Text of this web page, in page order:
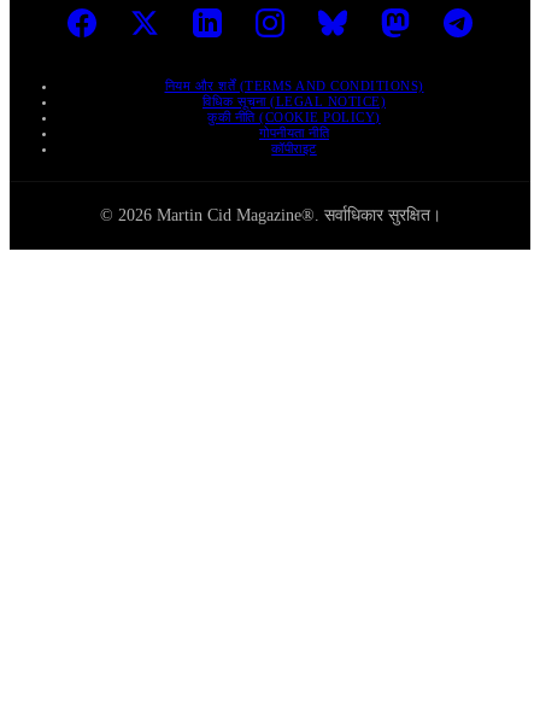
नियम और शर्तें (TERMS AND CONDITIONS)
विधिक सूचना (LEGAL NOTICE)
कुकी नीति (COOKIE POLICY)
गोपनीयता नीति
कॉपीराइट
© 2026 Martin Cid Magazine®. सर्वाधिकार सुरक्षित।